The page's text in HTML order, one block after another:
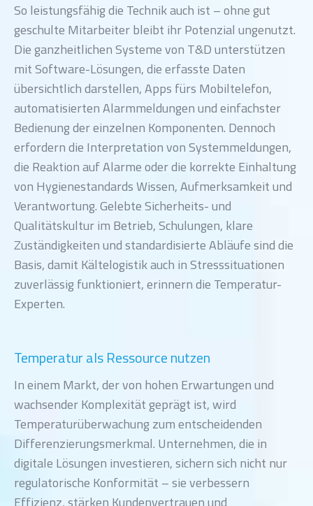
So leistungsfähig die Technik auch ist – ohne gut
geschulte Mitarbeiter bleibt ihr Potenzial ungenutzt.
Die ganzheitlichen Systeme von T&D unterstützen
mit Software-Lösungen, die erfasste Daten
übersichtlich darstellen, Apps fürs Mobiltelefon,
automatisierten Alarmmeldungen und einfachster
Bedienung der einzelnen Komponenten. Dennoch
erfordern die Interpretation von Systemmeldungen,
die Reaktion auf Alarme oder die korrekte Einhaltung
von Hygienestandards Wissen, Aufmerksamkeit und
Verantwortung. Gelebte Sicherheits- und
Qualitätskultur im Betrieb, Schulungen, klare
Zuständigkeiten und standardisierte Abläufe sind die
Basis, damit Kältelogistik auch in Stresssituationen
zuverlässig funktioniert, erinnern die Temperatur-
Experten.
Temperatur als Ressource nutzen
In einem Markt, der von hohen Erwartungen und
wachsender Komplexität geprägt ist, wird
Temperaturüberwachung zum entscheidenden
Differenzierungsmerkmal. Unternehmen, die in
digitale Lösungen investieren, sichern sich nicht nur
regulatorische Konformität – sie verbessern
Effizienz, stärken Kundenvertrauen und